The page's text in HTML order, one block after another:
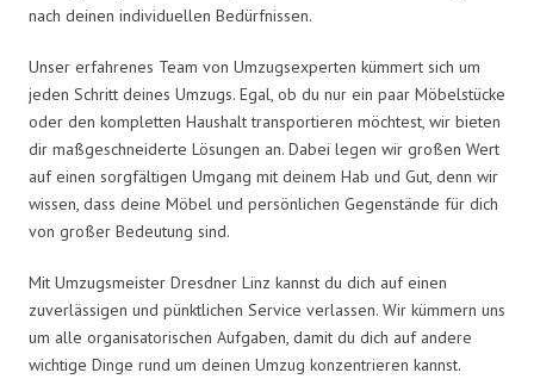
nach deinen individuellen Bedürfnissen.
Unser erfahrenes Team von Umzugsexperten kümmert sich um
jeden Schritt deines Umzugs. Egal, ob du nur ein paar Möbelstücke
oder den kompletten Haushalt transportieren möchtest, wir bieten
dir maßgeschneiderte Lösungen an. Dabei legen wir großen Wert
auf einen sorgfältigen Umgang mit deinem Hab und Gut, denn wir
wissen, dass deine Möbel und persönlichen Gegenstände für dich
von großer Bedeutung sind.
Mit Umzugsmeister Dresdner Linz kannst du dich auf einen
zuverlässigen und pünktlichen Service verlassen. Wir kümmern uns
um alle organisatorischen Aufgaben, damit du dich auf andere
wichtige Dinge rund um deinen Umzug konzentrieren kannst.